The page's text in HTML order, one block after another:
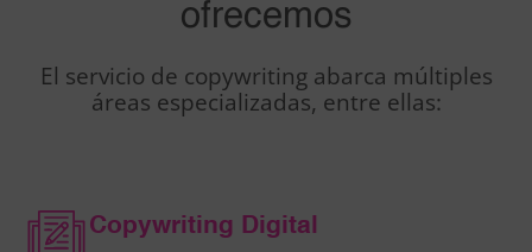
ofrecemos
El servicio de copywriting abarca múltiples
áreas especializadas, entre ellas:
Copywriting Digital